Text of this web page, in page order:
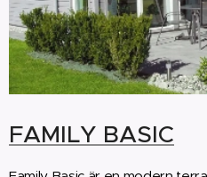
FAMILY BASIC